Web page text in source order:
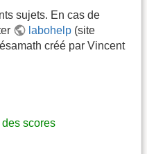
sujets. En cas de
labohelp (site
créé par Vincent
scores